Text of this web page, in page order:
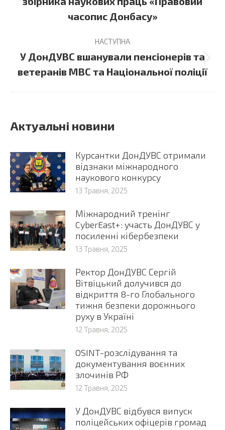
post:
часопис Донбасу»
НАСТУПНА
Next
post:
У ДонДУВС вшанували пенсіонерів та
ветеранів МВС та Національної поліції
Актуальні новини
Курсантки ДонДУВС отримали
відзнаки міжнародного
наукового конкурсу
13 Травня, 2025
Міжнародний тренінг
CyberEast+: участь ДонДУВС у
посиленні кібербезпеки
13 Травня, 2025
Ректор ДонДУВС Сергій
Вітвіцький долучився до
відкриття 8-го Глобального
тижня безпеки дорожнього
руху в Україні
12 Травня, 2025
OSINT-розслідування та
документування воєнних
злочинів РФ
12 Травня, 2025
У ДонДУВС відбувся випуск
поліцейських офіцерів громад